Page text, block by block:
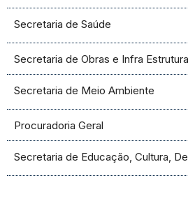
Secretaria de Saúde
Secretaria de Obras e Infra Estrutura
Secretaria de Meio Ambiente
Procuradoria Geral
Secretaria de Educação, Cultura,